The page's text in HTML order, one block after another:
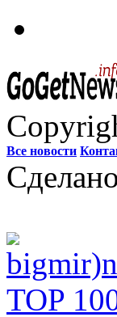
Все новости